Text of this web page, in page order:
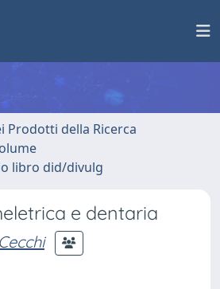
Prodotti della Ricerca
libro did/divulg
e dentaria